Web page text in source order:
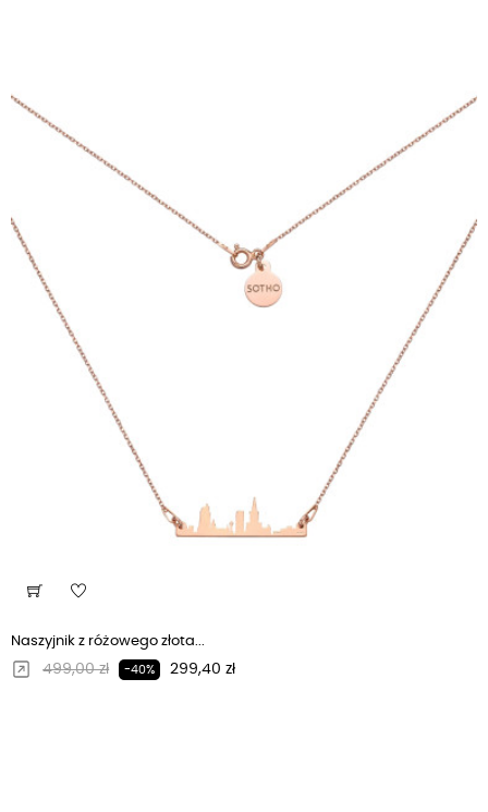
Naszyjnik z różowego złota...
Regularna cena
499,00 zł -40% Cena
299,40 zł